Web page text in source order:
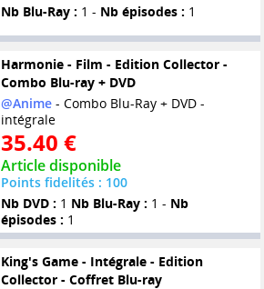
Nb Blu-Ray : 1 - Nb épisodes : 1
Harmonie - Film - Edition Collector -
Combo Blu-ray + DVD
@Anime- Combo Blu-Ray + DVD -
intégrale
35.40 €
Article disponible
Points fidelités : 100
Nb DVD : 1 Nb Blu-Ray : 1 - Nb
épisodes : 1
King's Game - Intégrale - Edition
Collector - Coffret Blu-ray